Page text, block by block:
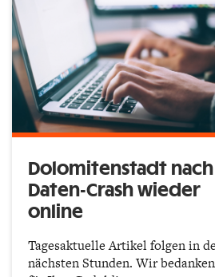
Dolomitenstadt nach
Daten-Crash wieder
online
Tagesaktuelle Artikel folgen in
nächsten Stunden. Wir